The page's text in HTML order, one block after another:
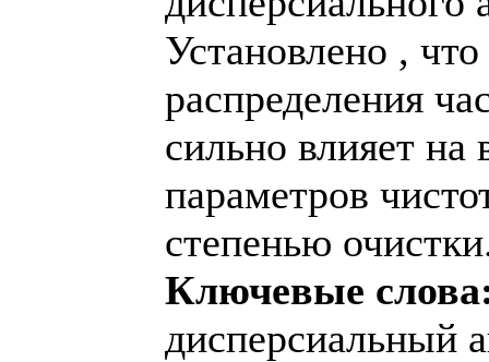
Установлено ,
распределения
сильно влияет на
параметров
степенью
Ключевые
дисперсиальный